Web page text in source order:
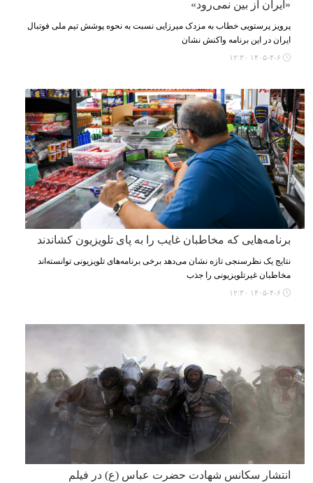
«ایران از بین نمی‌رود»
پرویز پرستویی خطاب به مزدک میرزایی نسبت به نحوه پوشش تیم ملی فوتبال
ایران در این برنامه واکنش نشان
برنامه‌هایی که مخاطبان غایب را به پای تلویزیون کشاندند
نتایج یک نظرسنجی تازه نشان می‌دهد برخی برنامه‌های تلویزیونی توانسته‌اند
مخاطبان غیرتلویزیونی را جذب
انتشار سکانس شهادت حضرت عباس (ع) در فیلم